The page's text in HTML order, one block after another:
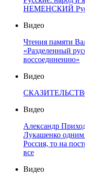
НЕМЕНСКИЙ
Видео
Чтения памяти
«Разделенный
воссоединению»
Видео
СКАЗИТЕЛЬСТВО
Видео
Александр
Лукашенко одним
Россия, то на
все
Видео